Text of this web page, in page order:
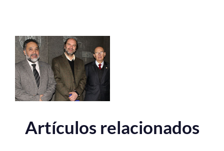
Artículos relacionados